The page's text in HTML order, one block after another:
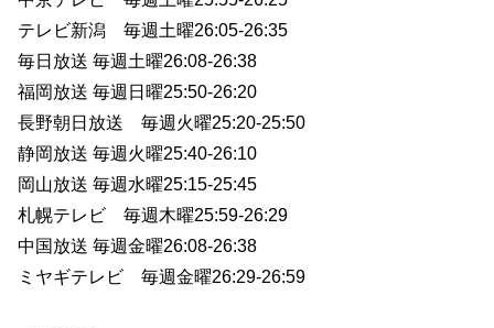
テレビ新潟 毎週土曜26:05-26:35
毎日放送 毎週土曜26:08-26:38
福岡放送 毎週日曜25:50-26:20
長野朝日放送 毎週火曜25:20-25:50
静岡放送 毎週火曜25:40-26:10
岡山放送 毎週水曜25:15-25:45
札幌テレビ 毎週木曜25:59-26:29
中国放送 毎週金曜26:08-26:38
ミヤギテレビ 毎週金曜26:29-26:59